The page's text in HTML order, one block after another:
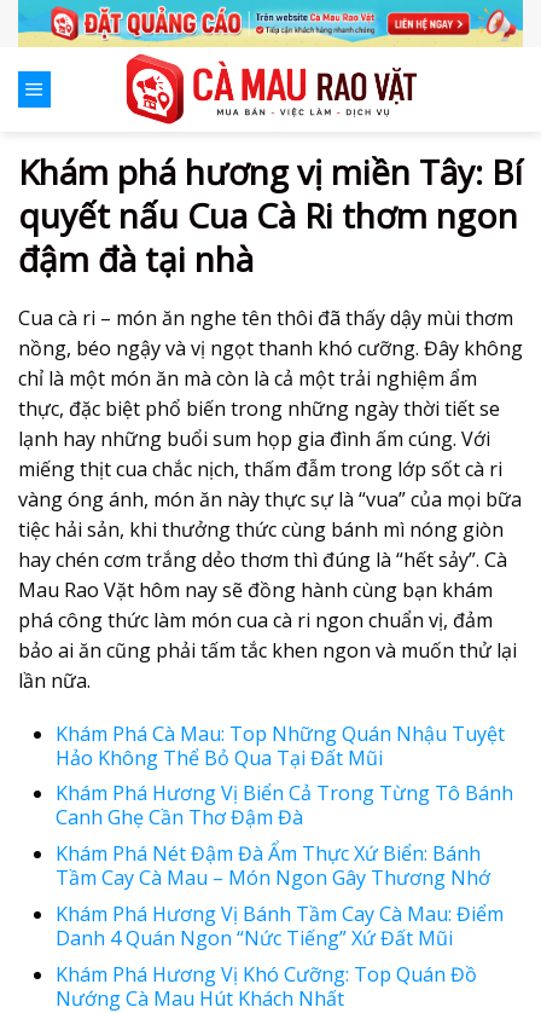
Skip
to
content
Khám phá hương vị miền Tây: Bí
quyết nấu Cua Cà Ri thơm ngon
đậm đà tại nhà
Cua cà ri – món ăn nghe tên thôi đã thấy dậy mùi thơm
nồng, béo ngậy và vị ngọt thanh khó cưỡng. Đây không
chỉ là một món ăn mà còn là cả một trải nghiệm ẩm
thực, đặc biệt phổ biến trong những ngày thời tiết se
lạnh hay những buổi sum họp gia đình ấm cúng. Với
miếng thịt cua chắc nịch, thấm đẫm trong lớp sốt cà ri
vàng óng ánh, món ăn này thực sự là “vua” của mọi bữa
tiệc hải sản, khi thưởng thức cùng bánh mì nóng giòn
hay chén cơm trắng dẻo thơm thì đúng là “hết sảy”. Cà
Mau Rao Vặt hôm nay sẽ đồng hành cùng bạn khám
phá công thức làm món cua cà ri ngon chuẩn vị, đảm
bảo ai ăn cũng phải tấm tắc khen ngon và muốn thử lại
lần nữa.
Khám Phá Cà Mau: Top Những Quán Nhậu Tuyệt
Hảo Không Thể Bỏ Qua Tại Đất Mũi
Khám Phá Hương Vị Biển Cả Trong Từng Tô Bánh
Canh Ghẹ Cần Thơ Đậm Đà
Khám Phá Nét Đậm Đà Ẩm Thực Xứ Biển: Bánh
Tầm Cay Cà Mau – Món Ngon Gây Thương Nhớ
Khám Phá Hương Vị Bánh Tầm Cay Cà Mau: Điểm
Danh 4 Quán Ngon “Nức Tiếng” Xứ Đất Mũi
Khám Phá Hương Vị Khó Cưỡng: Top Quán Đồ
Nướng Cà Mau Hút Khách Nhất